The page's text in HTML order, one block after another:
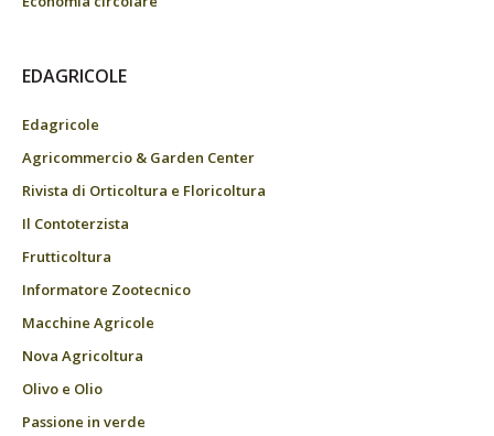
EDAGRICOLE
Edagricole
Agricommercio & Garden Center
Rivista di Orticoltura e Floricoltura
Il Contoterzista
Frutticoltura
Informatore Zootecnico
Macchine Agricole
Nova Agricoltura
Olivo e Olio
Passione in verde